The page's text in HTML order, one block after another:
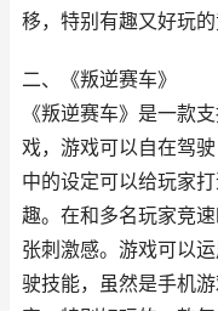
移，特别有趣又好玩的
二、《叛逆赛车》
《叛逆赛车》是一款
戏，游戏可以自在驾
中的设定可以给玩家
趣。在和多名玩家竞
张刺激感。游戏可以
驶技能，虽然是手机